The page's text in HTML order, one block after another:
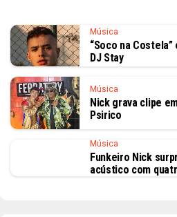
Música
“Soco na
DJ Stay
Música
Nick grava clipe
Psirico
Música
Funkeiro Nick
acústico com